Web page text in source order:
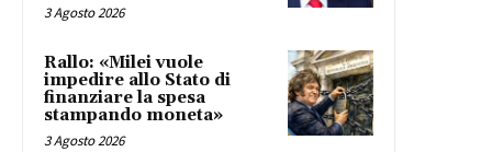
3 Agosto 2026
Rallo: «Milei vuole
impedire allo Stato di
finanziare la spesa
stampando moneta»
3 Agosto 2026